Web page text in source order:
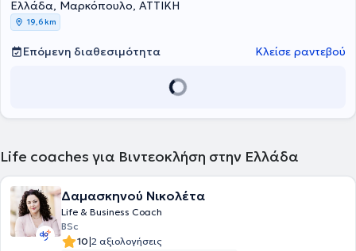
Ελλάδα, Μαρκόπουλο, ΑΤΤΙΚΗ
19,6 km
Επόμενη διαθεσιμότητα Κλείσε ραντεβού
Life coaches για Βιντεοκλήση στην Ελλάδα
Δαμασκηνού Νικολέτα
Life & Business Coach
BSc
10|2 αξιολογήσεις